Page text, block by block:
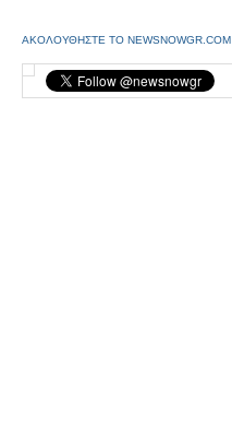
ΑΚΟΛΟΥΘΗΣΤΕ ΤΟ NEWSNOWGR.COM